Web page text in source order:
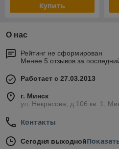
Купить
О нас
Рейтинг не сформирован
Менее 5 отзывов за
Работает с 27.03.2013
г. Минск
ул. Некрасова, д.106 кв. 1,
Контакты
Сегодня выходной